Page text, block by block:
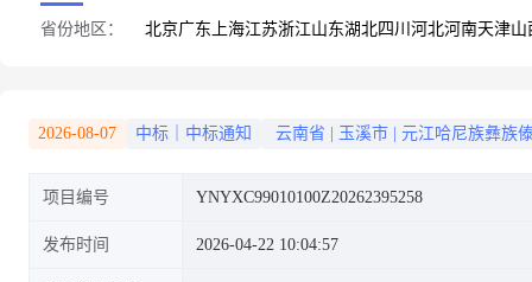
省份地区： 北京广东 上海江苏浙江山东湖北四川 河北河南天津山
2026-08-07 中标｜中标通知 云南省 玉溪市 元江哈尼族彝族
项目编号 YNYXC99010100Z20262395258
发布时间 2026-04-22 10:04:57